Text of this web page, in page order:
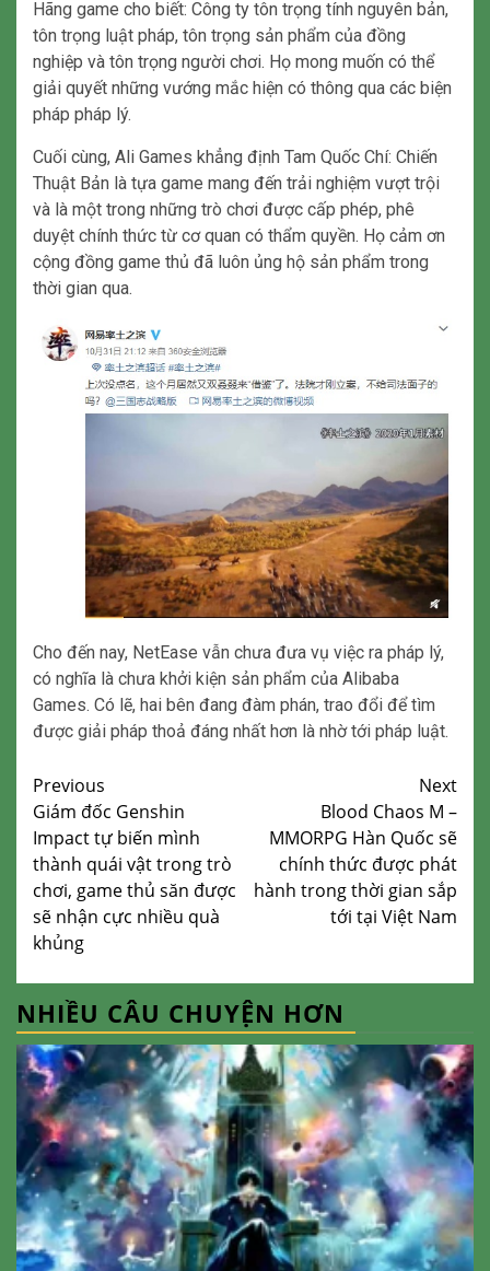
Hãng game cho biết: Công ty tôn trọng tính nguyên bản,
tôn trọng luật pháp, tôn trọng sản phẩm của đồng
nghiệp và tôn trọng người chơi. Họ mong muốn có thể
giải quyết những vướng mắc hiện có thông qua các biện
pháp pháp lý.
Cuối cùng, Ali Games khẳng định Tam Quốc Chí: Chiến
Thuật Bản là tựa game mang đến trải nghiệm vượt trội
và là một trong những trò chơi được cấp phép, phê
duyệt chính thức từ cơ quan có thẩm quyền. Họ cảm ơn
cộng đồng game thủ đã luôn ủng hộ sản phẩm trong
thời gian qua.
Cho đến nay, NetEase vẫn chưa đưa vụ việc ra pháp lý,
có nghĩa là chưa khởi kiện sản phẩm của Alibaba
Games. Có lẽ, hai bên đang đàm phán, trao đổi để tìm
được giải pháp thoả đáng nhất hơn là nhờ tới pháp luật.
Continue
Reading
Previous
Giám đốc Genshin
Impact tự biến mình
thành quái vật trong trò
chơi, game thủ săn được
sẽ nhận cực nhiều quà
khủng
Next
Blood Chaos M –
MMORPG Hàn Quốc sẽ
chính thức được phát
hành trong thời gian sắp
tới tại Việt Nam
NHIỀU CÂU CHUYỆN HƠN